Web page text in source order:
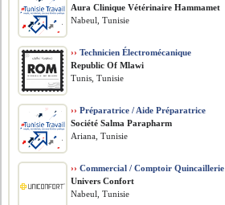
Aura Clinique Vétérinaire Hammamet
Nabeul, Tunisie
›› Technicien Électromécanique
Republic Of Mlawi
Tunis, Tunisie
›› Préparatrice / Aide Préparatrice
Société Salma Parapharm
Ariana, Tunisie
›› Commercial / Comptoir Quincaillerie
Univers Confort
Nabeul, Tunisie